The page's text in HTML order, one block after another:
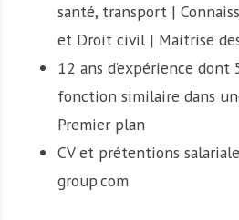
santé, transport |
et Droit civil | Maitrise
12 ans d’expérience dont
fonction similaire dans
Premier plan
CV et prétentions
group.com